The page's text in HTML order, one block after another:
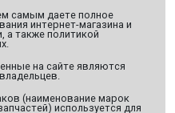
самым даете полное
интернет-магазина и
а также политикой
на сайте являются
(наименование марок
используется для